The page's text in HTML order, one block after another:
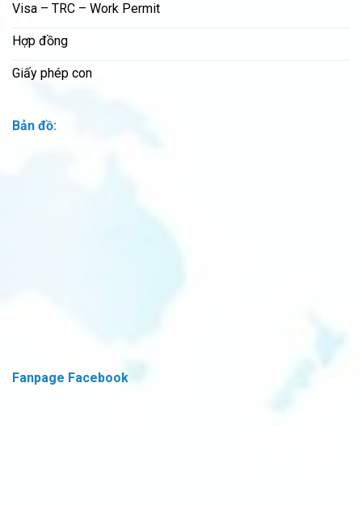
Visa – TRC – Work Permit
Hợp đồng
Giấy phép con
Bản đồ:
Fanpage Facebook